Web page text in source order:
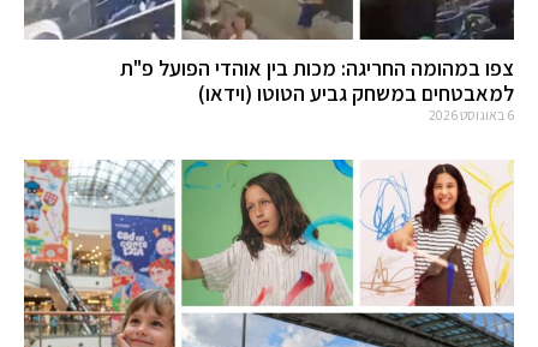
צפו במהומה החריגה: מכות בין אוהדי הפועל פ"ת
למאבטחים במשחק גביע הטוטו (וידאו)
6 באוגוסט 2026